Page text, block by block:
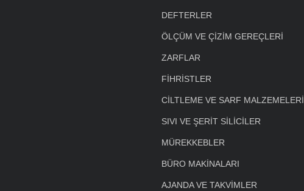
DEFTERLER
ÖLÇÜM VE ÇİZİM GEREÇLERİ
ZARFLAR
FİHRİSTLER
CİLTLEME VE SARF MALZEMELERİ
SIVI VE ŞERİT SİLİCİLER
MÜREKKEBLER
BÜRO MAKİNALARI
AJANDA VE TAKVİMLER